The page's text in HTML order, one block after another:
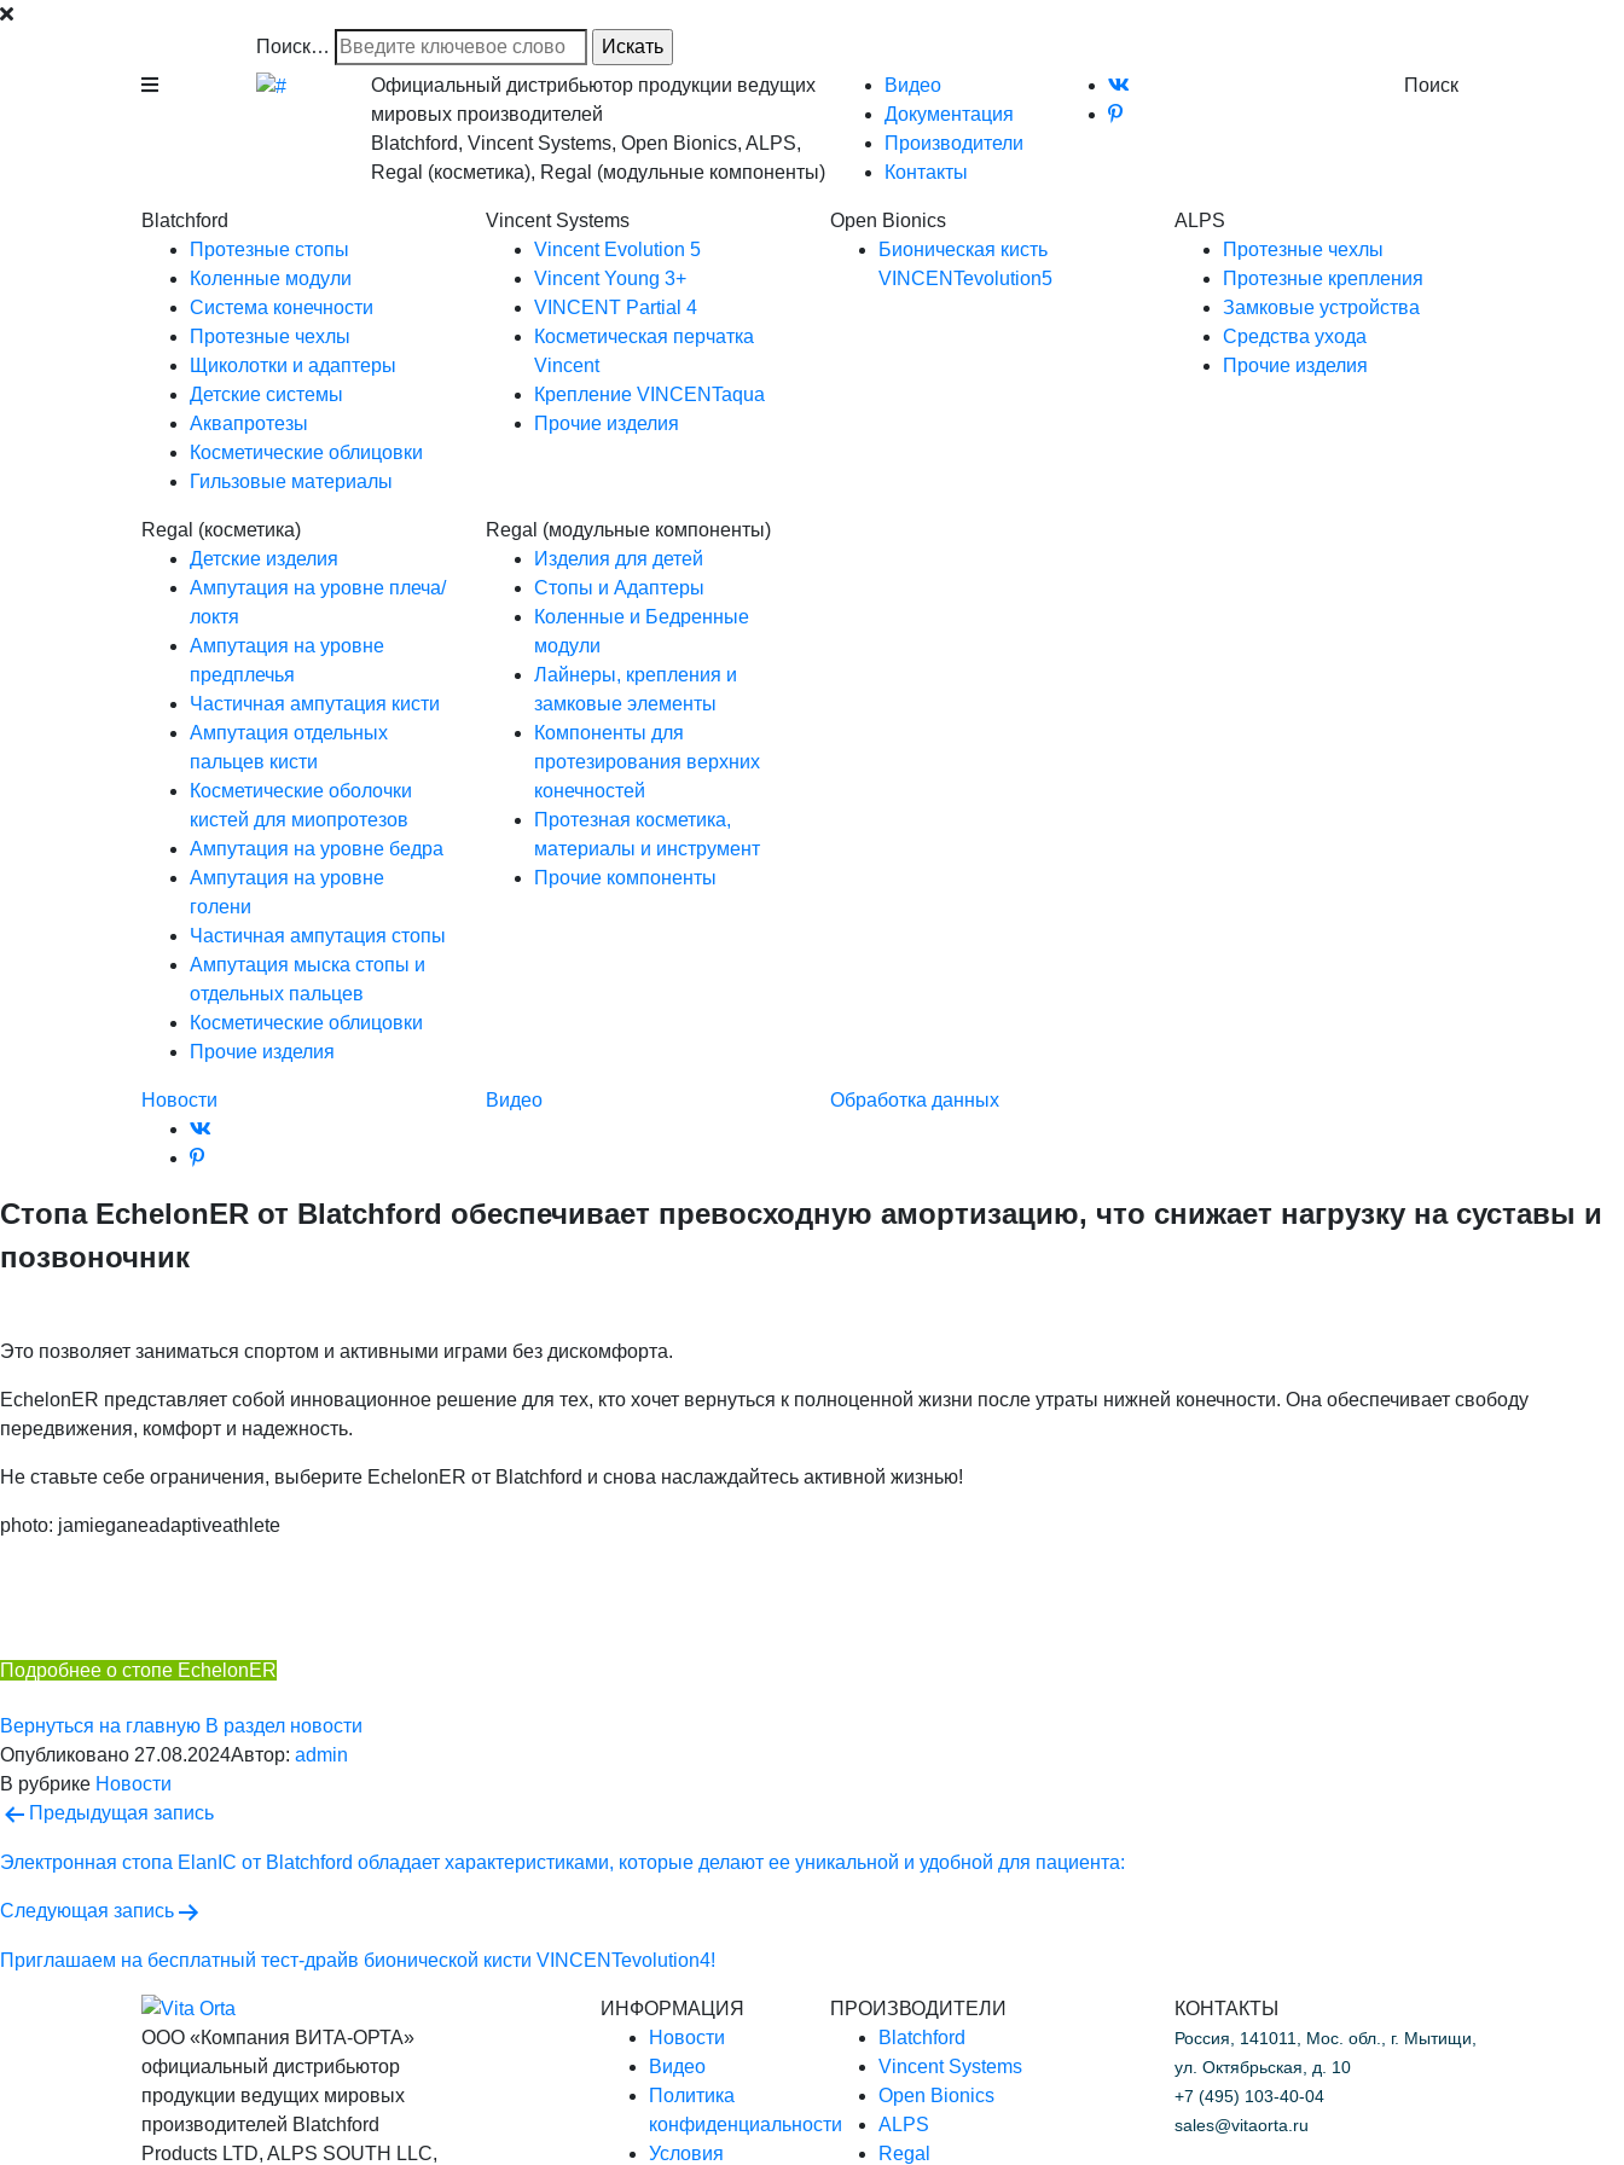
Поиск…
Официальный дистрибьютор продукции ведущих
мировых производителей
Blatchford, Vincent Systems, Open Bionics, ALPS,
Regal (косметика), Regal (модульные компоненты)
Видео
Документация
Производители
Контакты
Поиск
Blatchford
Протезные стопы
Коленные модули
Система конечности
Протезные чехлы
Щиколотки и адаптеры
Детские системы
Аквапротезы
Косметические облицовки
Гильзовые материалы
Vincent Systems
Vincent Evolution 5
Vincent Young 3+
VINCENT Partial 4
Косметическая перчатка
Vincent
Крепление VINCENTaqua
Прочие изделия
Open Bionics
Бионическая кисть
VINCENTevolution5
ALPS
Протезные чехлы
Протезные крепления
Замковые устройства
Средства ухода
Прочие изделия
Regal (косметика)
Детские изделия
Ампутация на уровне плеча/
локтя
Ампутация на уровне
предплечья
Частичная ампутация кисти
Ампутация отдельных
пальцев кисти
Косметические оболочки
кистей для миопротезов
Ампутация на уровне бедра
Ампутация на уровне
голени
Частичная ампутация стопы
Ампутация мыска стопы и
отдельных пальцев
Косметические облицовки
Прочие изделия
Regal (модульные компоненты)
Изделия для детей
Стопы и Адаптеры
Коленные и Бедренные
модули
Лайнеры, крепления и
замковые элементы
Компоненты для
протезирования верхних
конечностей
Протезная косметика,
материалы и инструмент
Прочие компоненты
Новости Видео Обработка данных
Стопа EchelonER от Blatchford обеспечивает превосходную амортизацию, что снижает нагрузку на суставы и
позвоночник
Это позволяет заниматься спортом и активными играми без дискомфорта.
EchelonER представляет собой инновационное решение для тех, кто хочет вернуться к полноценной жизни после утраты нижней конечности. Она обеспечивает свободу
передвижения, комфорт и надежность.
Не ставьте себе ограничения, выберите EchelonER от Blatchford и снова наслаждайтесь активной жизнью!
photo: jamieganeadaptiveathlete
Подробнее о стопе EchelonER
Вернуться на главную В раздел новости
Опубликовано 27.08.2024Автор: admin
В рубрике Новости
Навигация
по
записям
Предыдущая запись
Электронная стопа ElanIC от Blatchford обладает характеристиками, которые делают ее уникальной и удобной для пациента:
Следующая запись
Приглашаем на бесплатный тест-драйв бионической кисти VINCENTevolution4!
ООО «Компания ВИТА-ОРТА»
официальный дистрибьютор
продукции ведущих мировых
производителей Blatchford
Products LTD, ALPS SOUTH LLC,
ИНФОРМАЦИЯ
Новости
Видео
Политика
конфиденциальности
Условия
ПРОИЗВОДИТЕЛИ
Blatchford
Vincent Systems
Open Bionics
ALPS
Regal
КОНТАКТЫ
Россия, 141011, Мос. обл., г. Мытищи,
ул. Октябрьская, д. 10
+7 (495) 103-40-04
sales@vitaorta.ru